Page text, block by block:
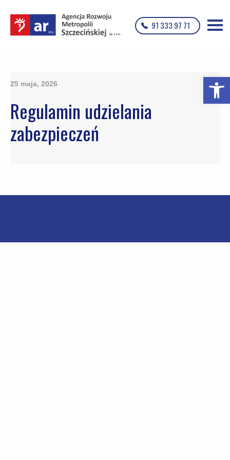
Otwórz
91 333 97 71
25 maja, 2026
Regulamin udzielania
zabezpieczeń